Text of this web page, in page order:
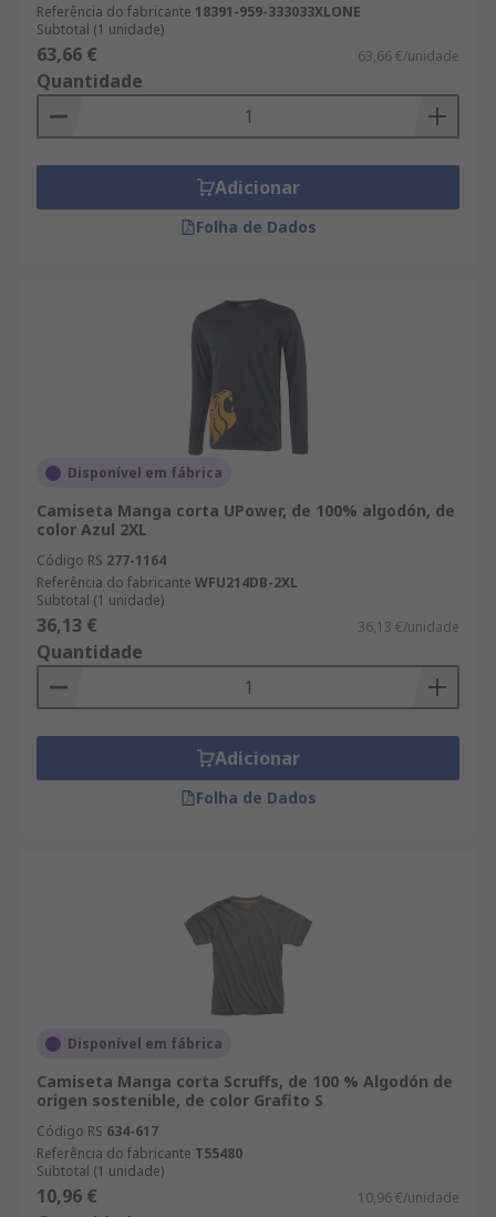
Referência do fabricante 18391-959-333033XLONE
Subtotal (1 unidade)
63,66 € 63,66 €/unidade
Quantidade
Adicionar
Folha de Dados
Disponível em fábrica
Camiseta Manga corta UPower, de 100% algodón, de
color Azul 2XL
Código RS 277-1164
Referência do fabricante WFU214DB-2XL
Subtotal (1 unidade)
36,13 € 36,13 €/unidade
Quantidade
Adicionar
Folha de Dados
Disponível em fábrica
Camiseta Manga corta Scruffs, de 100 % Algodón de
origen sostenible, de color Grafito S
Código RS 634-617
Referência do fabricante T55480
Subtotal (1 unidade)
10,96 € 10,96 €/unidade